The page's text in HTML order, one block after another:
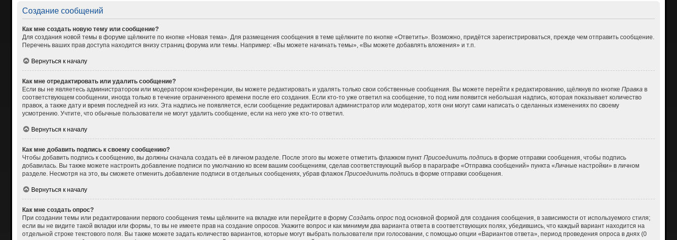
Создание сообщений
Как мне создать новую тему или сообщение?
Для создания новой темы в форуме щёлкните по кнопке «Новая тема». Для размещения сообщения в теме щёлкните по кнопке «Ответить». Возможно, придётся зарегистрироваться, прежде чем отправить сообщение.
Перечень ваших прав доступа находится внизу страниц форума или темы. Например: «Вы можете начинать темы», «Вы можете добавлять вложения» и т.п.
Вернуться к началу
Как мне отредактировать или удалить сообщение?
Если вы не являетесь администратором или модератором конференции, вы можете редактировать и удалять только свои собственные сообщения. Вы можете перейти к редактированию, щёлкнув по кнопке Правка в
соответствующем сообщении, иногда только в течение ограниченного времени после его создания. Если кто-то уже ответил на сообщение, то под ним появится небольшая надпись, которая показывает количество
правок, а также дату и время последней из них. Эта надпись не появляется, если сообщение редактировал администратор или модератор, хотя они могут сами написать о сделанных изменениях по своему
усмотрению. Учтите, что обычные пользователи не могут удалить сообщение, если на него уже кто-то ответил.
Вернуться к началу
Как мне добавить подпись к своему сообщению?
Чтобы добавить подпись к сообщению, вы должны сначала создать её в личном разделе. После этого вы можете отметить флажком пункт Присоединить подписьв форме отправки сообщения, чтобы подпись
добавилась. Вы также можете настроить добавление подписи по умолчанию ко всем вашим сообщениям, сделав соответствующий выбор в параграфе «Отправка сообщений» пункта «Личные настройки» в личном
разделе. Несмотря на это, вы сможете отменить добавление подписи в отдельных сообщениях, убрав флажок Присоединить подписьв форме отправки сообщения.
Вернуться к началу
Как мне создать опрос?
При создании темы или редактировании первого сообщения темы щёлкните на вкладке или перейдите в форму Создать опроспод основной формой для создания сообщения, в зависимости от используемого стиля;
если вы не видите такой вкладки или формы, то вы не имеете прав на создание опросов. Укажите вопрос и как минимум два варианта ответа в соответствующих полях, убедившись, что каждый вариант находится на
отдельной строке текстового поля. Вы также можете задать количество вариантов, которые могут выбрать пользователи при голосовании, с помощью опции «Вариантов ответа», период проведения опроса в днях (0